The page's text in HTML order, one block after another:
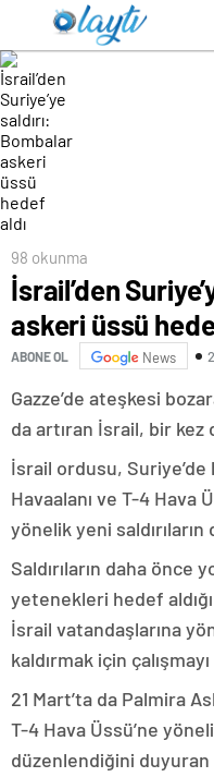
98 okunma
İsrail’den
askeri üssü
ABONE OL News
Gazze’de ateşkesi
da artıran İsrail, bir kez
İsrail ordusu,
Havaalanı ve T-4 Hava
yönelik yeni saldırıların
Saldırıların daha önce
yetenekleri hedef
İsrail vatandaşlarına
kaldırmak için
21 Mart’ta da Palmira
T-4 Hava Üssü’ne
düzenlendiğini duyuran